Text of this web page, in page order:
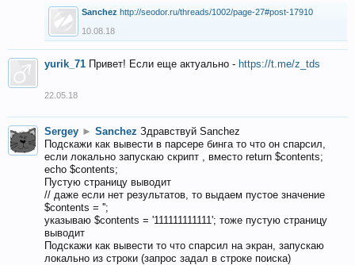
Sanchez http://seodor.ru/threads/1002/page-27#post-17910
10.08.18
yurik_71 Привет! Если еще актуально - https://t.me/z_tds
22.05.18
Sergey ► Sanchez Здравствуй Sanchez
Подскажи как вывести в парсере бинга то что он спарсил,
если локально запускаю скрипт , вместо return $contents;
echo $contents;
Пустую страницу выводит
// даже если нет результатов, то выдаем пустое значение
$contents = '';
указываю $contents = '111111111111'; тоже пустую страницу
выводит
Подскажи как вывести то что спарсил на экран, запускаю
локально из строки (запрос задал в строке поиска)